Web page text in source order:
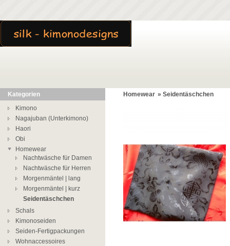
Kategorien
Kimono
Nagajuban (Unterkimono)
Haori
Obi
Homewear
Nachtwäsche für Damen
Nachtwäsche für Herren
Morgenmäntel | lang
Morgenmäntel | kurz
Seidentäschchen
Schals
Kimonoseiden
Seiden-Fertigpackungen
Wohnaccessoires
Homewear » Seidentäschchen